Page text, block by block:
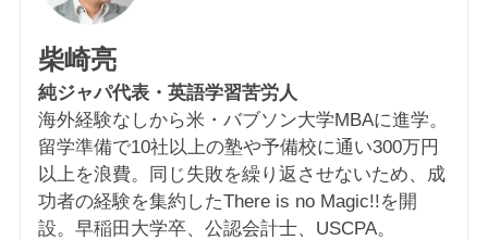
柴崎亮
純ジャパ代表・英語学習苦労人
海外経験なしから米・バブソン大学MBAに進学。
留学準備で10社以上の塾や予備校に通い300万円
以上を浪費。同じ失敗を繰り返させないため、成
功者の経験を集約したThere is no Magic!!を開
設。早稲田大学卒、公認会計士、USCPA。